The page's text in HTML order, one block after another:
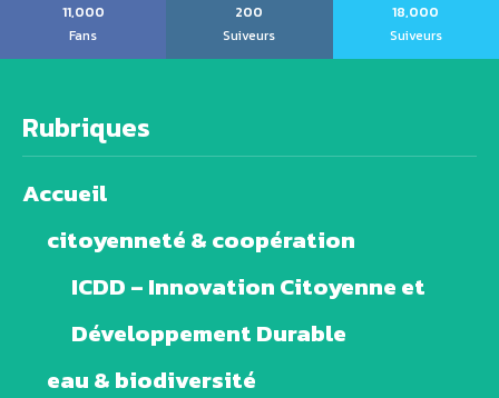
11,000
Fans
200
Suiveurs
18,000
Suiveurs
Rubriques
Accueil
citoyenneté & coopération
ICDD – Innovation Citoyenne et
Développement Durable
eau & biodiversité